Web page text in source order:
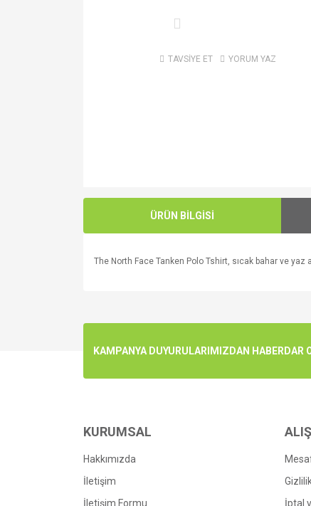
TAVSİYE ET YORUM YAZ
ÜRÜN BİLGİSİ
The North Face Tanken Polo Tshirt, sıcak bahar ve
Ürün resmi kalitesiz, bozuk veya
Bu ürüne benzer farklı alternatifler olmalı.
KAMPANYA DUYURULARIMIZDAN
KURUMSAL
Hakkımızda
İletişim
İletişim Formu
İptal